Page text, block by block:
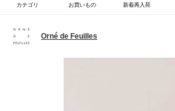
カテゴリ お買いもの 新着再入荷
Orné de Feuilles